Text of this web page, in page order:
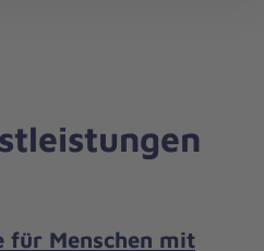
für Menschen mit